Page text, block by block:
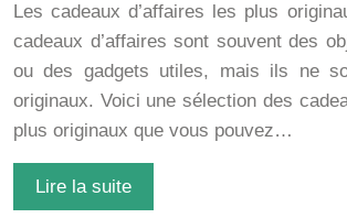
Les cadeaux d’affaires les plus
cadeaux d’affaires sont souvent des
ou des gadgets utiles, mais ils ne
originaux. Voici une sélection des
plus originaux que vous pouvez…
Lire la suite